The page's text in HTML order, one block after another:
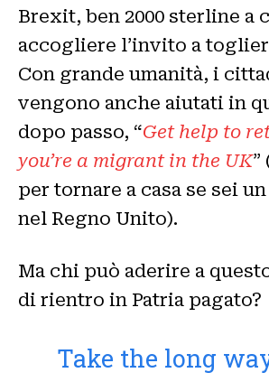
Brexit, ben 2000 sterline a
accogliere l’invito a
Con grande umanità, i
vengono anche aiutati in
dopo passo, “Get help to
you’re a migrant in the UK”
per tornare a casa se sei
nel Regno Unito).
Ma chi può aderire a
di rientro in Patria pagato?
Take the long